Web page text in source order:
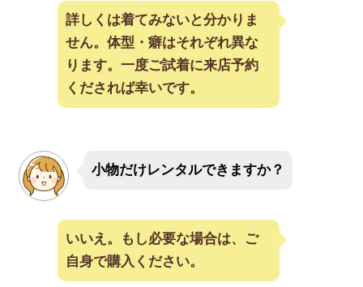
詳しくは着てみないと分かりま
せん。体型・癖はそれぞれ異な
ります。一度ご試着に来店予約
くだされば幸いです。
小物だけレンタルできますか？
いいえ。もし必要な場合は、ご
自身で購入ください。